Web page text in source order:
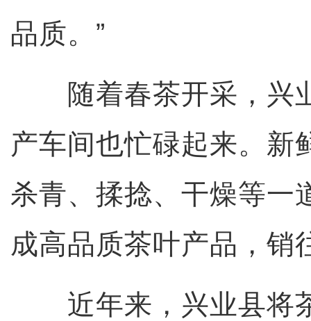
品质。”
随着春茶开采，兴
产车间也忙碌起来。新
杀青、揉捻、干燥等一
成高品质茶叶产品，销
近年来，兴业县将